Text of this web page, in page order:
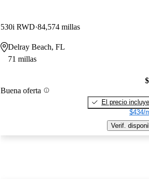
530i RWD 84,574 millas
Delray Beach, FL
71 millas
Buena oferta
El precio
$434/
Verif.